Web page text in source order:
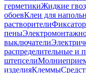
герметикиЖидкие
обоевКлеи для
растворители
пены
выключатели
распределительные и
штепсели
изделияКлеммы